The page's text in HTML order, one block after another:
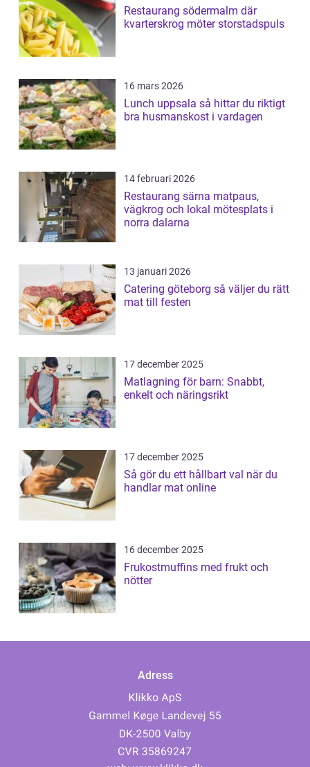
Restaurang södermalm där
kvarterskrog möter storstadspuls
16 mars 2026
Lunch uppsala så hittar du riktigt
bra husmanskost i vardagen
14 februari 2026
Restaurang särna matpaus,
vägkrog och lokal mötesplats i
norra dalarna
13 januari 2026
Catering göteborg så väljer du rätt
mat till festen
17 december 2025
Matlagning för barn: Snabbt,
enkelt och näringsrikt
17 december 2025
Så gör du ett hållbart val när du
handlar mat online
16 december 2025
Frukostmuffins med frukt och
nötter
Adress